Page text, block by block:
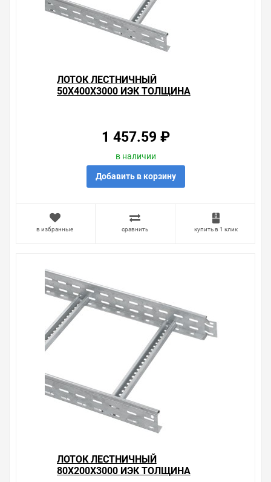
толщина лонжерона 1,2мм , можно получить в пункте
выдачи, или заказать курьерскую доставку до двери.
Закажите выгодную доставку в Ваш город или прямо к
вашей двери. Это удобнее, чем объезжать магазины,
тратить время, выбирать из того, что предлагают, а не
Брак – это исключение в нашем ассортименте. Если он
выявлен, то возврат товара осуществляется в
тратить много времени на решение проблемы.
Правила, согласно которым урегулируется проблема,
очень простые. Мы просто заменяем некачественный
товар на то, который соответствует ожиданиям, или
возвращаем деньги.
лонжерона 1,2мм на складе уточняйте у менеджера.
Также можно получить консультацию по тому, что мы
продаем, узнать преимущества конкретного товара,
Мы всегда рады помочь, посоветовать, рассказать
подробно о товарах из нашего ассортимента.
Свяжитесь с нами любым способом, который для вас
наиболее удобен. С удовольствием ответим на все
вопросы.
ЛОТОК ЛЕСТНИЧНЫЙ
50Х400Х3000 ИЭК ТОЛЩИНА
1 457.59 ₽
в наличии
Добавить в корзину
в избранные сравнить купить в 1 клик
ЛОТОК ЛЕСТНИЧНЫЙ
80Х200Х3000 ИЭК ТОЛЩИНА